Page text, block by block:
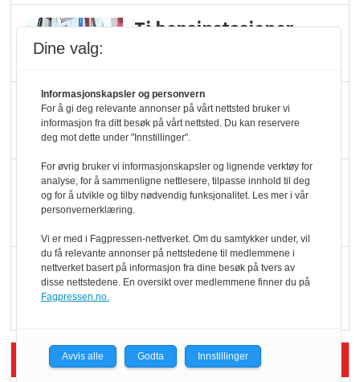
Ti bensinstasjoner
Potetball, kylling og 98
oktan
KBS-bransjen i
endring: Stadig større
serveringstilbud
Vokser med ferdigmat
i dagligvare
Siste artikler - Butikk i praksis
Dine valg:
Informasjonskapsler og personvern
For å gi deg relevante annonser på vårt nettsted bruker vi
informasjon fra ditt besøk på vårt nettsted. Du kan reservere
deg mot dette under "Innstillinger".
For øvrig bruker vi informasjonskapsler og lignende verktøy for
analyse, for å sammenligne nettlesere, tilpasse innhold til deg
og for å utvikle og tilby nødvendig funksjonalitet. Les mer i vår
personvernerklæring.
Vi er med i Fagpressen-nettverket. Om du samtykker under, vil
du få relevante annonser på nettstedene til medlemmene i
nettverket basert på informasjon fra dine besøk på tvers av
disse nettstedene. En oversikt over medlemmene finner du på
Fagpressen.no.
Avvis alle Godta Innstillinger